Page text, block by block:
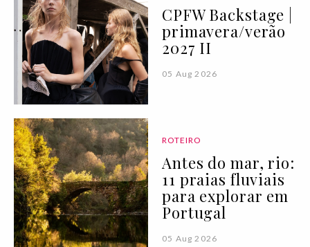
CPFW Backstage |
primavera/verão
2027 II
05 Aug 2026
ROTEIRO
Antes do mar, rio:
11 praias fluviais
para explorar em
Portugal
05 Aug 2026